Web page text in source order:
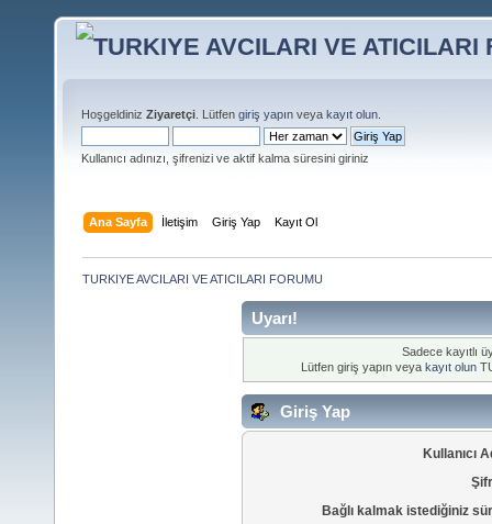
Hoşgeldiniz Ziyaretçi . Lütfen giriş yapın veya kayıt olun
Kullanıcı adınızı, şifrenizi ve aktif kalma süresini giriniz
Ana Sayfa İletişim Giriş Yap Kayıt Ol
TURKIYE AVCILARI VE ATICILARI FORUMU
Uyarı!
Sadece kayıtlı
Lütfen giriş yapın veya kayıt olun
Giriş Yap
Kullanıcı
Bağlı kalmak istediğiniz